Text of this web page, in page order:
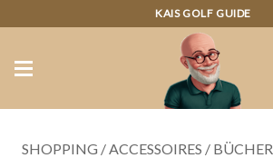
KAIS GOLF GUIDE
SHOPPING /ACCESSOIRES / BÜCHER